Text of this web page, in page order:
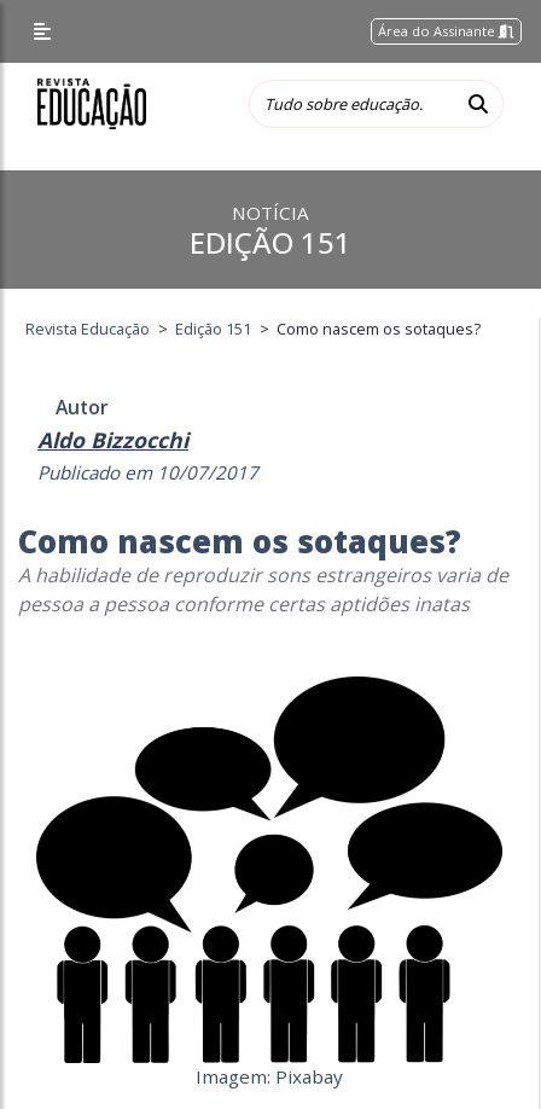
Área do Assinante
NOTÍCIA
EDIÇÃO 151
Revista Educação > Edição 151 > Como nascem os sotaques?
Autor
Aldo Bizzocchi
Publicado em 10/07/2017
Como nascem os sotaques?
A habilidade de reproduzir sons estrangeiros varia de
pessoa a pessoa conforme certas aptidões inatas
Imagem: Pixabay